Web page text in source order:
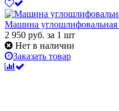
Машина
2 950 руб. за 1 шт
Нет в наличии
Заказать товар